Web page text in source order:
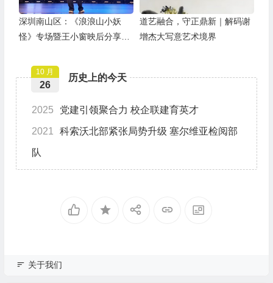
深圳南山区：《浪浪山小妖
怪》专场暨王小窗映后分享会
道艺融合，守正鼎新｜解码谢
增杰大写意艺术境界
历史上的今天
10 月
26
2025 党建引领聚合力 校企联建育英才
2021 科索沃北部紧张局势升级 塞尔维亚检阅部
队
关于我们